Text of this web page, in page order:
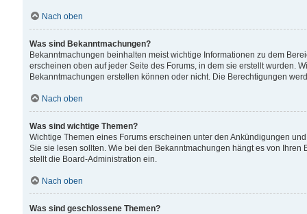
Nach oben
Was sind Bekanntmachungen?
Bekanntmachungen beinhalten meist wichtige Informationen zu dem
erscheinen oben auf jeder Seite des Forums, in dem sie erstellt wurden.
Bekanntmachungen erstellen können oder nicht. Die Berechtigungen
Nach oben
Was sind wichtige Themen?
Wichtige Themen eines Forums erscheinen unter den Ankündigungen
Sie sie lesen sollten. Wie bei den Bekanntmachungen hängt es von
stellt die Board-Administration ein.
Nach oben
Was sind geschlossene Themen?